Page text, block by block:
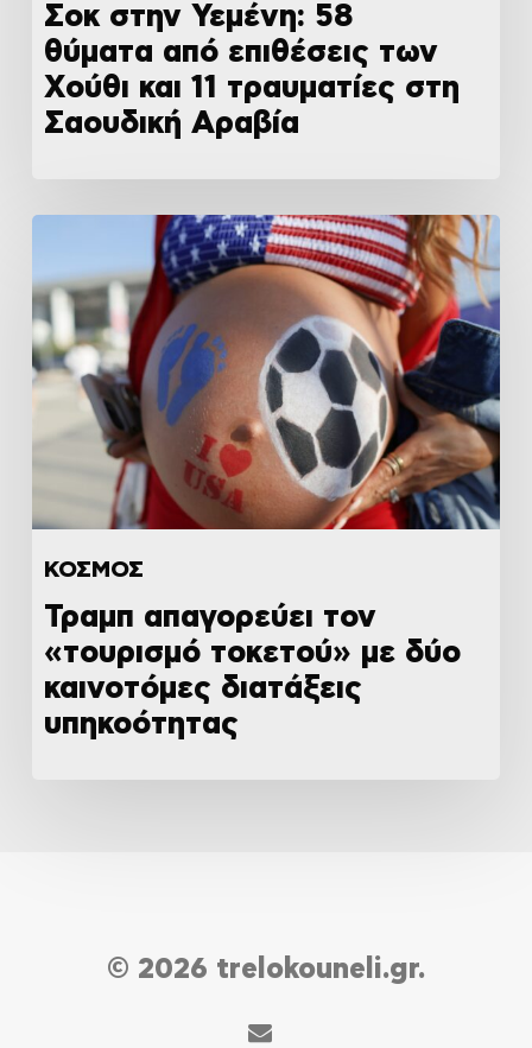
Σοκ στην Υεμένη: 58
θύματα από επιθέσεις των
Χούθι και 11 τραυματίες στη
Σαουδική Αραβία
ΚΟΣΜΟΣ
Τραμπ απαγορεύει τον
«τουρισμό τοκετού» με δύο
καινοτόμες διατάξεις
υπηκοότητας
© 2026 trelokouneli.gr.
email